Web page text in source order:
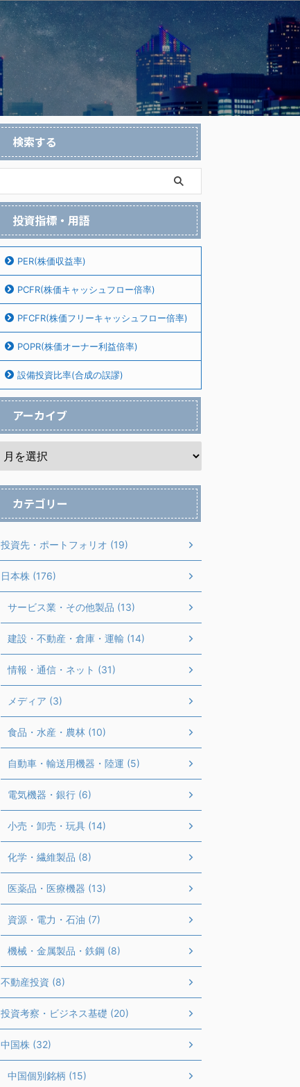
検索する
投資指標・用語
PER(株価収益率)
PCFR(株価キャッシュフロー倍率)
PFCFR(株価フリーキャッシュフロー倍率)
POPR(株価オーナー利益倍率)
設備投資比率(合成の誤謬)
アーカイブ
カテゴリー
投資先・ポートフォリオ (19)
日本株 (176)
サービス業・その他製品 (13)
建設・不動産・倉庫・運輸 (14)
情報・通信・ネット (31)
メディア (3)
食品・水産・農林 (10)
自動車・輸送用機器・陸運 (5)
電気機器・銀行 (6)
小売・卸売・玩具 (14)
化学・繊維製品 (8)
医薬品・医療機器 (13)
資源・電力・石油 (7)
機械・金属製品・鉄鋼 (8)
不動産投資 (8)
投資考察・ビジネス基礎 (20)
中国株 (32)
中国個別銘柄 (15)